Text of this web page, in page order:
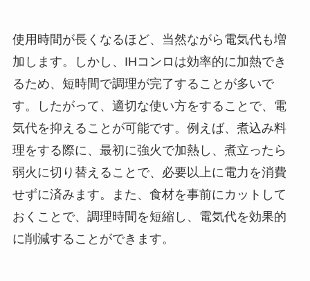
使用時間が長くなるほど、当然ながら電気代も増
加します。しかし、IHコンロは効率的に加熱でき
るため、短時間で調理が完了することが多いで
す。したがって、適切な使い方をすることで、電
気代を抑えることが可能です。例えば、煮込み料
理をする際に、最初に強火で加熱し、煮立ったら
弱火に切り替えることで、必要以上に電力を消費
せずに済みます。また、食材を事前にカットして
おくことで、調理時間を短縮し、電気代を効果的
に削減することができます。